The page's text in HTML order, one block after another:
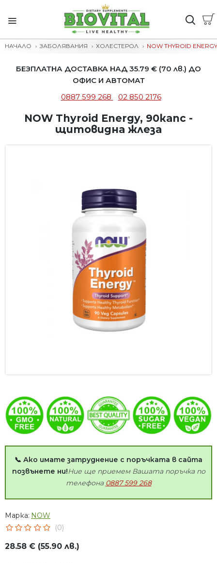
НАЧАЛО ЗАБОЛЯВАНИЯ ХОЛЕСТЕРОЛ NOW THYROID
БЕЗПЛАТНА ДОСТАВКА НАД 35.79 € (70 лв.) ДО
ОФИС И АВТОМАТ
0887 599 268
02 850 2176
NOW Thyroid Energy, 90капс -
щитовидна жлеза
📞 Ако имате затруднение с поръчката в сайта
позвънете ни!Ние ще приемем Вашата поръчка по
телефона 0887 599 268
Марка: NOW
(0)
28.58 € (55.90 лв.)